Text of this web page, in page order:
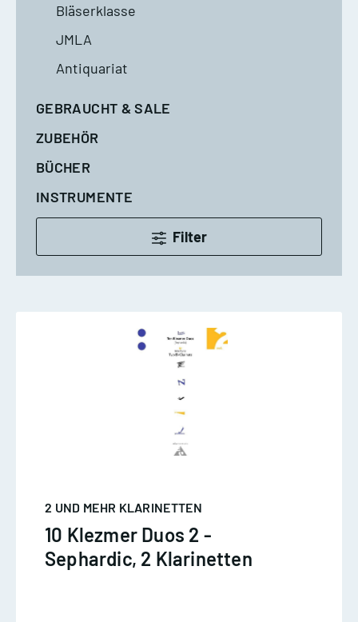
Bläserklasse
JMLA
Antiquariat
GEBRAUCHT & SALE
ZUBEHÖR
BÜCHER
INSTRUMENTE
Filter
2 UND MEHR KLARINETTEN
10 Klezmer Duos 2 -
Sephardic, 2 Klarinetten